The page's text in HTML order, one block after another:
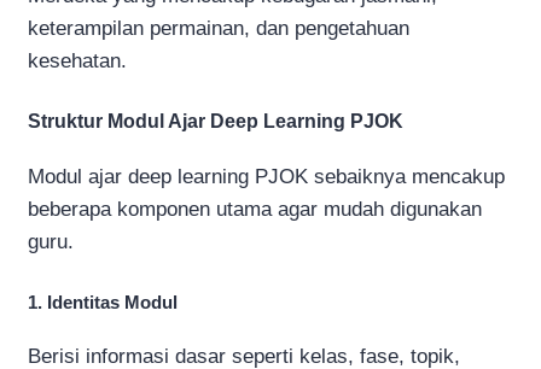
keterampilan permainan, dan pengetahuan
kesehatan.
Struktur Modul Ajar Deep Learning PJOK
Modul ajar deep learning PJOK sebaiknya mencakup
beberapa komponen utama agar mudah digunakan
guru.
1. Identitas Modul
Berisi informasi dasar seperti kelas, fase, topik,